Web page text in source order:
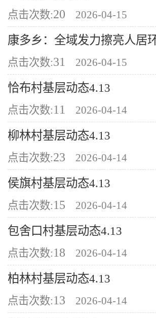
点击次数:20 2026-04-15
康多乡：全域发力擦亮人居
点击次数:31 2026-04-15
恰布村基层动态4.13
点击次数:11 2026-04-14
柳林村基层动态4.13
点击次数:23 2026-04-14
侯旗村基层动态4.13
点击次数:15 2026-04-14
包舍口村基层动态4.13
点击次数:18 2026-04-14
柏林村基层动态4.13
点击次数:13 2026-04-14